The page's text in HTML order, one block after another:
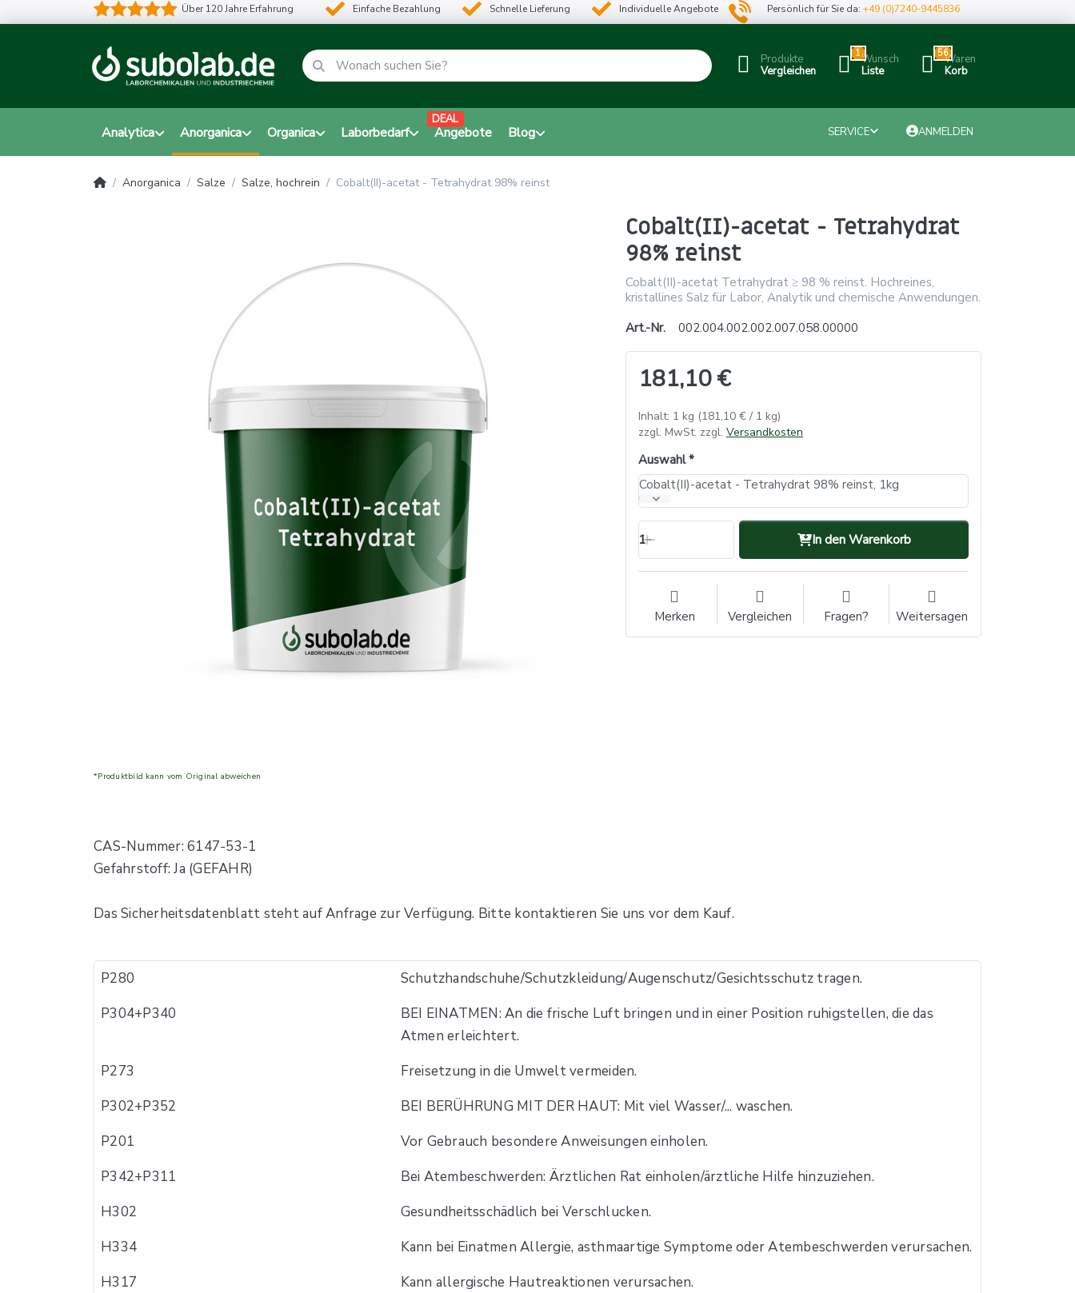
Über 120 Jahre Erfahrung Einfache Bezahlung Schnelle Lieferung Individuelle Angebote Persönlich für Sie da:+49 (0)7240-9445836
Produkte
Vergleichen
1Wunsch
Liste
56Waren
Korb
Analytica Anorganica Organica Laborbedarf Angebote
DEAL
Blog SERVICE ANMELDEN
Anorganica Salze Salze, hochrein Cobalt(II)-acetat - Tetrahydrat 98% reinst
Cobalt(II)-acetat - Tetrahydrat
98% reinst
Cobalt(II)-acetat Tetrahydrat ≥ 98 % reinst. Hochreines,
kristallines Salz für Labor, Analytik und chemische Anwendungen.
Art.-Nr.
002.004.002.002.007.058.00000
181,10 €
Inhalt: 1 kg (181,10 € / 1 kg)
zzgl. MwSt. zzgl. Versandkosten
Auswahl
Cobalt(II)-acetat - Tetrahydrat 98% reinst, 1kg
1 In den Warenkorb
Merken Vergleichen Fragen? Weitersagen
*Produktbild kann vom Original abweichen
CAS-Nummer: 6147-53-1
Gefahrstoff: Ja (GEFAHR)
Das Sicherheitsdatenblatt steht auf Anfrage zur Verfügung. Bitte kontaktieren Sie uns vor dem Kauf.
P280
Schutzhandschuhe/Schutzkleidung/Augenschutz/Gesichtsschutz tragen.
P304+P340
BEI EINATMEN: An die frische Luft bringen und in einer Position ruhigstellen, die das
Atmen erleichtert.
P273
Freisetzung in die Umwelt vermeiden.
P302+P352
BEI BERÜHRUNG MIT DER HAUT: Mit viel Wasser/... waschen.
P201
Vor Gebrauch besondere Anweisungen einholen.
P342+P311
Bei Atembeschwerden: Ärztlichen Rat einholen/ärztliche Hilfe hinzuziehen.
H302
Gesundheitsschädlich bei Verschlucken.
H334
Kann bei Einatmen Allergie, asthmaartige Symptome oder Atembeschwerden verursachen.
H317
Kann allergische Hautreaktionen verursachen.